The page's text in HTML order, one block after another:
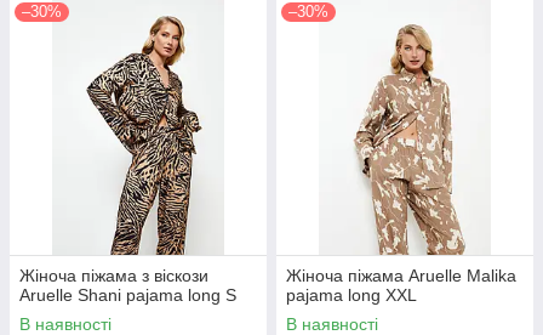
–30%
Жіноча піжама з віскози
Aruelle Shani pajama long S
В наявності
–30%
Жіноча піжама Aruelle Malika
pajama long XXL
В наявності